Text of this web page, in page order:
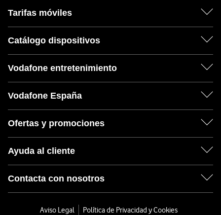
Tarifas móviles
Catálogo dispositivos
Vodafone entretenimiento
Vodafone España
Ofertas y promociones
Ayuda al cliente
Contacta con nosotros
Aviso Legal
Política de Privacidad y Cookies